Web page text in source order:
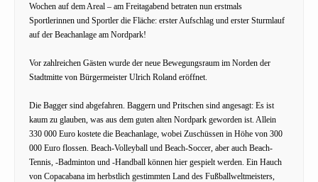
Wochen auf dem Areal – am Freitagabend betraten nun erstmals
Sportlerinnen und Sportler die Fläche: erster Aufschlag und erster Sturmlauf
auf der Beachanlage am Nordpark!
Vor zahlreichen Gästen wurde der neue Bewegungsraum im Norden der
Stadtmitte von Bürgermeister Ulrich Roland eröffnet.
Die Bagger sind abgefahren. Baggern und Pritschen sind angesagt: Es ist
kaum zu glauben, was aus dem guten alten Nordpark geworden ist. Allein
330 000 Euro kostete die Beachanlage, wobei Zuschüssen in Höhe von 300
000 Euro flossen. Beach-Volleyball und Beach-Soccer, aber auch Beach-
Tennis, -Badminton und -Handball können hier gespielt werden. Ein Hauch
von Copacabana im herbstlich gestimmten Land des Fußballweltmeisters,